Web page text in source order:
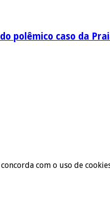
polêmico caso da
com o uso de